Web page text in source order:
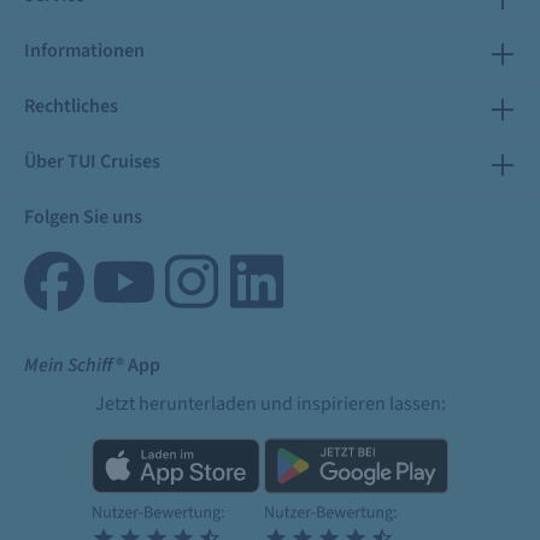
Informationen
Rechtliches
Über TUI Cruises
Folgen Sie uns
Mein Schiff® App
Jetzt herunterladen und inspirieren lassen: